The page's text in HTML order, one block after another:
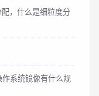
，什么是细粒度分
系统镜像有什么规